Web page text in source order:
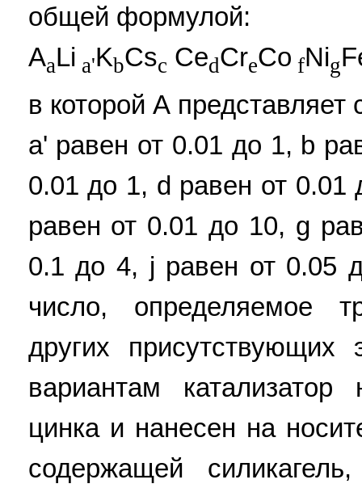
общей формулой:
AaLi a'KbCsc CedCreCo fNig
в которой А
а' равен от 0.01 до 1, b
0.01 до 1, d равен от
равен от 0.01 до 10, g
0.1 до 4, j равен от 0.05
число, определяемое
других
вариантам
цинка и нанесен на
содержащей